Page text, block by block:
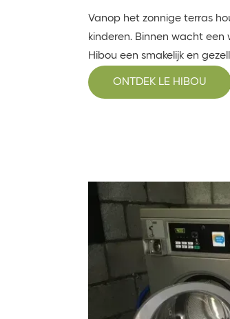
Vanop het zonnige terras
kinderen. Binnen wacht een
Hibou een smakelijk en
ONTDEK LE HIBOU